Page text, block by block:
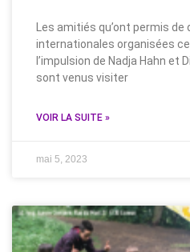
Les amitiés qu’ont permis
internationales organisées
l’impulsion de Nadja Hahn et
sont venus visiter
VOIR LA SUITE »
mai 5, 2023